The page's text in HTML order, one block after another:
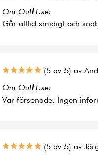
Om Outl1.se:
Går alltid smidigt och
(5 av 5) av
Om Outl1.se:
Var försenade. Ingen
(5 av 5) av